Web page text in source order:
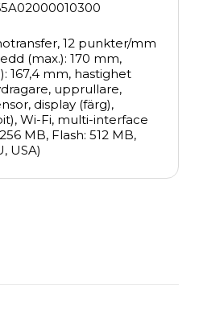
12 punkter/mm
(max.): 170 mm,
167,4 mm, hastighet
upprullare,
display (färg),
Wi-Fi, multi-interface
MB, Flash: 512 MB,
USA)